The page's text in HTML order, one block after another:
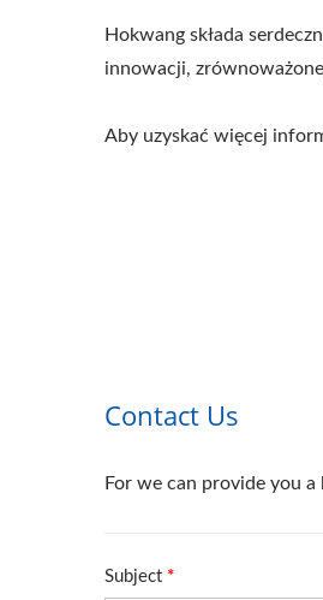
Hokwang składa
innowacji,
Aby uzyskać więcej